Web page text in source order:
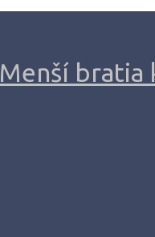
Menší bratia